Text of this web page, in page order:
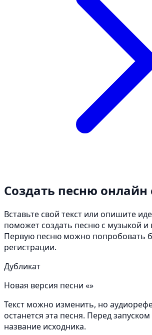
Создать песню онлайн
Вставьте свой текст или опишите
поможет создать песню с музыкой и
Первую песню можно попробовать
регистрации.
Дубликат
Новая версия песни «»
Текст можно изменить, но
останется эта песня. Перед
название исходника.